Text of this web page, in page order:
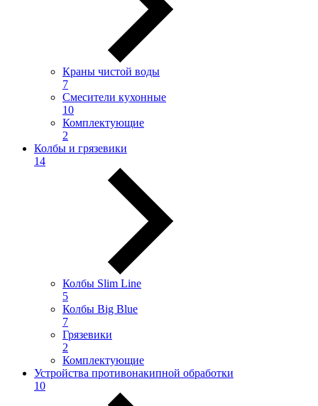
Краны чистой воды
7
Смесители кухонные
10
Комплектующие
2
Колбы и грязевики
14
Колбы Slim Line
5
Колбы Big Blue
7
Грязевики
2
Комплектующие
Устройства противонакипной обработки
10